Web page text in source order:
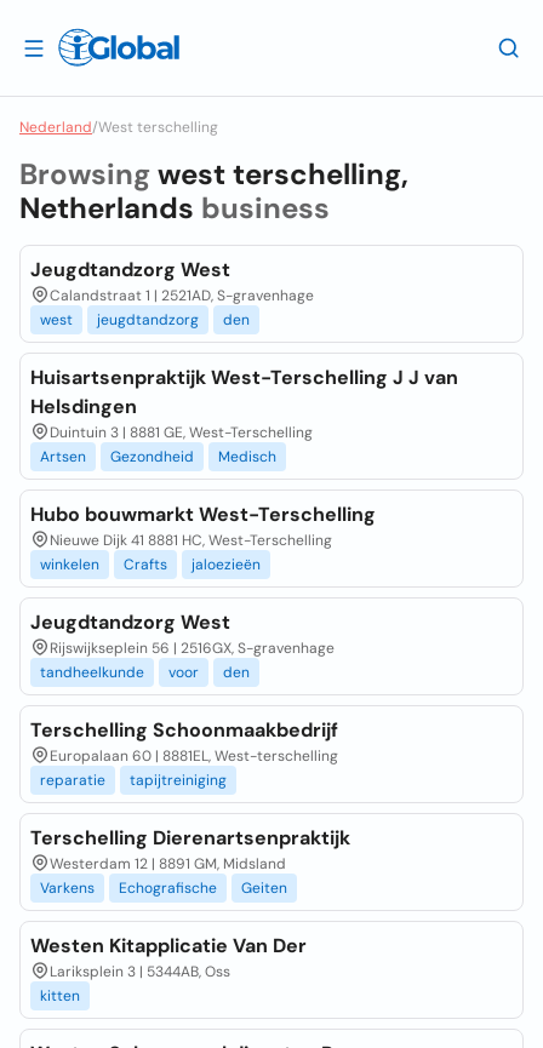
Nederland/West terschelling
Browsingwest terschelling,
Netherlands business
Jeugdtandzorg West
Calandstraat 1 | 2521AD, S-gravenhage
west
jeugdtandzorg den
Huisartsenpraktijk West-Terschelling J J van
Helsdingen
Duintuin 3 | 8881 GE, West-Terschelling
Artsen
Gezondheid Medisch
Hubo bouwmarkt West-Terschelling
Nieuwe Dijk 41 8881 HC, West-Terschelling
winkelen
Crafts jaloezieën
Jeugdtandzorg West
Rijswijkseplein 56 | 2516GX, S-gravenhage
tandheelkunde
voor den
Terschelling Schoonmaakbedrijf
Europalaan 60 | 8881EL, West-terschelling
reparatie
tapijtreiniging
Terschelling Dierenartsenpraktijk
Westerdam 12 | 8891 GM, Midsland
Varkens
Echografische Geiten
Westen Kitapplicatie Van Der
Lariksplein 3 | 5344AB, Oss
kitten